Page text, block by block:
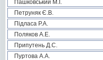
Пашковський М.І.
Петруняк Є.В.
Підласа Р.А.
Поляков А.Е.
Припутень Д.С.
Пуртова А.А.